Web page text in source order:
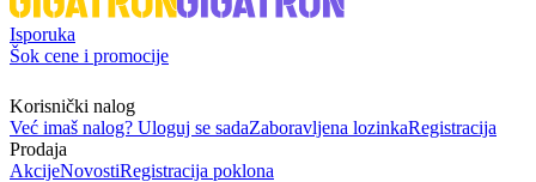
Isporuka
Šok cene i promocije
Korisnički nalog
Već imaš nalog? Uloguj se sadaZaboravljena lozinkaRegistracija
Prodaja
AkcijeNovostiRegistracija poklona